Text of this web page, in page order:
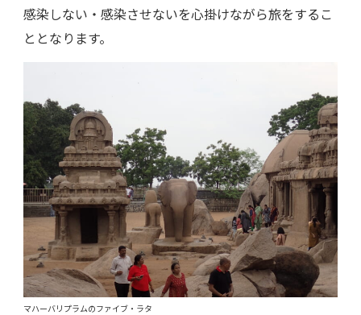
感染しない・感染させないを心掛けながら旅をするこ
ととなります。
マハーバリプラムのファイブ・ラタ